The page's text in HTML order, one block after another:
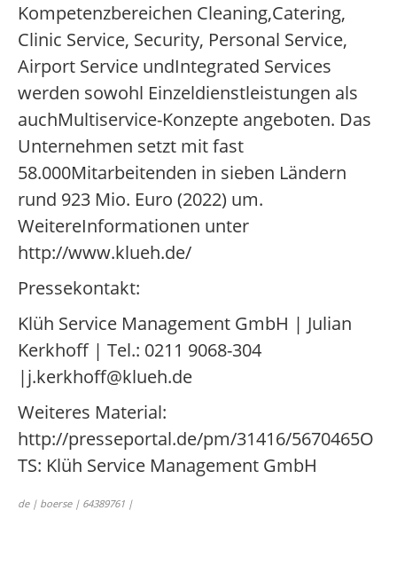
Kompetenzbereichen Cleaning,Catering,
Clinic Service, Security, Personal Service,
Airport Service undIntegrated Services
werden sowohl Einzeldienstleistungen als
auchMultiservice-Konzepte angeboten. Das
Unternehmen setzt mit fast
58.000Mitarbeitenden in sieben Ländern
rund 923 Mio. Euro (2022) um.
WeitereInformationen unter
http://www.klueh.de/
Pressekontakt:
Klüh Service Management GmbH | Julian
Kerkhoff | Tel.: 0211 9068-304
|j.kerkhoff@klueh.de
Weiteres Material:
http://presseportal.de/pm/31416/5670465O
TS: Klüh Service Management GmbH
de | boerse | 64389761 |